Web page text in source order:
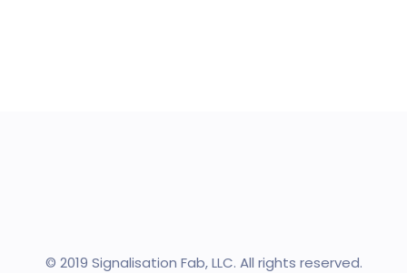
© 2019 Signalisation Fab, LLC. All rights reserved.